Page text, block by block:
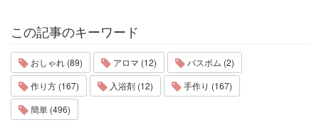
この記事のキーワード
おしゃれ (89) アロマ (12)
バスボム (2)
作り方 (167)
入浴剤 (12)
手作り (167)
簡単 (496)